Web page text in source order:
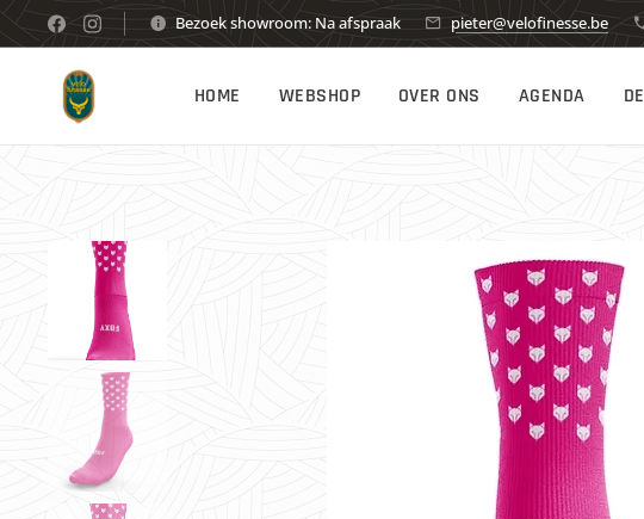
Bezoek showroom: Na afspraak pieter@velofinesse.be
HOME WEBSHOP OVER ONS AGENDA